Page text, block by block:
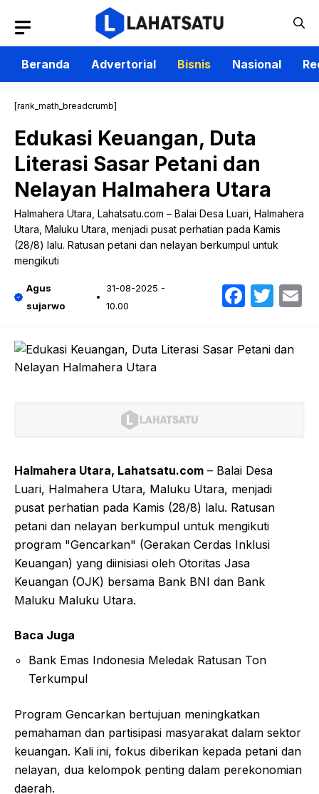
isi
Beranda
Advertorial Bisnis Nasional
[rank_math_breadcrumb]
Edukasi Keuangan, Duta
Literasi Sasar Petani dan
Nelayan Halmahera Utara
Halmahera Utara, Lahatsatu.com – Balai Desa Luari, Halmahera
Utara, Maluku Utara, menjadi pusat perhatian pada Kamis
(28/8) lalu. Ratusan petani dan nelayan berkumpul untuk
mengikuti
Agus
sujarwo
31-08-2025 -
10.00
Halmahera Utara, Lahatsatu.com – Balai Desa
Luari, Halmahera Utara, Maluku Utara, menjadi
pusat perhatian pada Kamis (28/8) lalu. Ratusan
petani dan nelayan berkumpul untuk mengikuti
program "Gencarkan" (Gerakan Cerdas Inklusi
Keuangan) yang diinisiasi oleh Otoritas Jasa
Keuangan (OJK) bersama Bank BNI dan Bank
Maluku Maluku Utara.
Baca Juga
Bank Emas Indonesia Meledak Ratusan Ton
Terkumpul
Program Gencarkan bertujuan meningkatkan
pemahaman dan partisipasi masyarakat dalam sektor
keuangan. Kali ini, fokus diberikan kepada petani dan
nelayan, dua kelompok penting dalam perekonomian
daerah.